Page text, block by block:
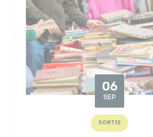
06
SEP
SORTIE